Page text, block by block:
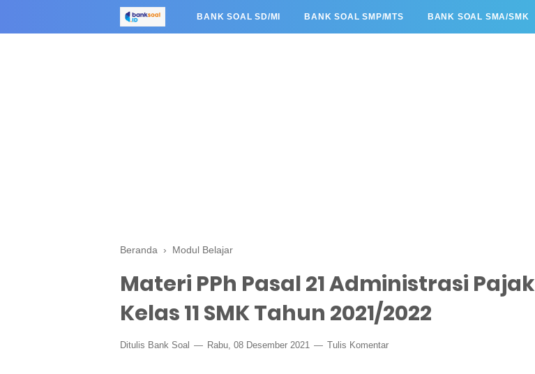
BANK SOAL SD/MI BANK SOAL SMP/MTS BANK SOAL SMA/SMK
Beranda › Modul Belajar
Materi PPh Pasal 21 Administrasi Pajak
Kelas 11 SMK Tahun 2021/2022
Ditulis Bank Soal Rabu, 08 Desember 2021 Tulis Komentar